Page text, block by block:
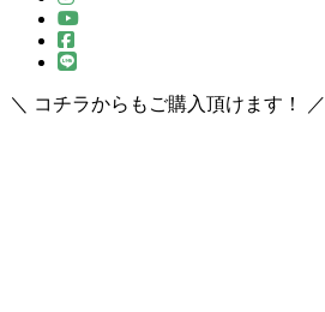
＼ コチラからもご購入頂けます！ ／